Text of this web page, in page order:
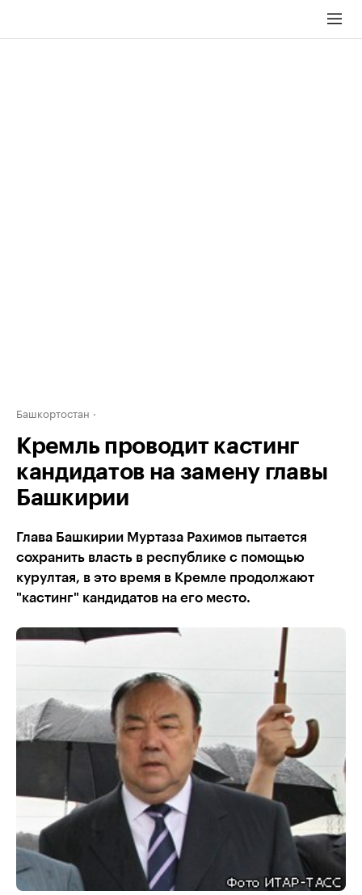
Башкортостан
Кремль проводит кастинг
кандидатов на замену главы
Башкирии
Глава Башкирии Муртаза Рахимов пытается
сохранить власть в республике с помощью
курултая, в это время в Кремле продолжают
"кастинг" кандидатов на его место.